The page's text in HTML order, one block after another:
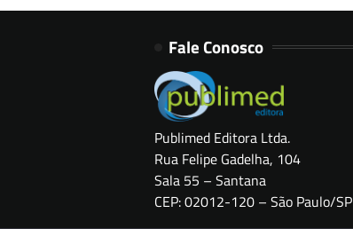
Fale Conosco
Publimed Editora Ltda.
Rua Felipe Gadelha, 104
Sala 55 – Santana
CEP: 02012-120 – São Paulo/SP